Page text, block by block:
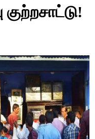
குற்றசாட்டு!